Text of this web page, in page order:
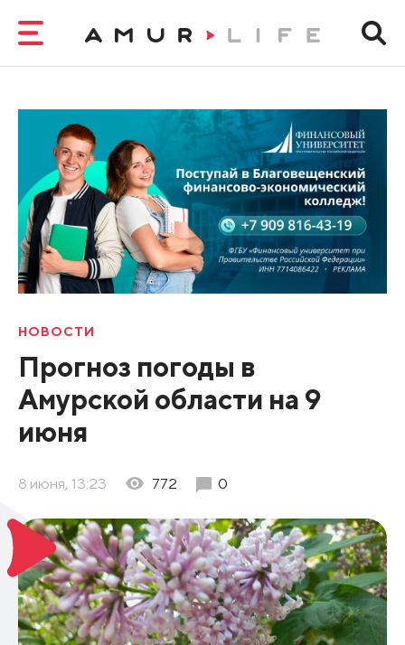
НОВОСТИ
Прогноз погоды в
Амурской области на 9
июня
8 июня, 13:23 772 0